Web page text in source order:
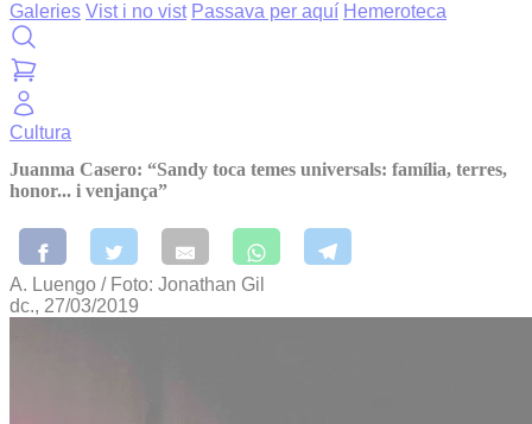
Galeries Vist i no vist Passava per aquí Hemeroteca
Cultura
Juanma Casero: “Sandy toca temes universals: família, terres,
honor... i venjança”
A. Luengo / Foto: Jonathan Gil
dc., 27/03/2019